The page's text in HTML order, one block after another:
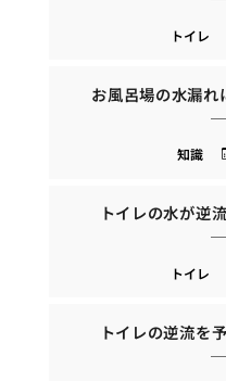
トイレ
お風呂場の水漏
知識
トイレの水が逆
トイレ
トイレの逆流を